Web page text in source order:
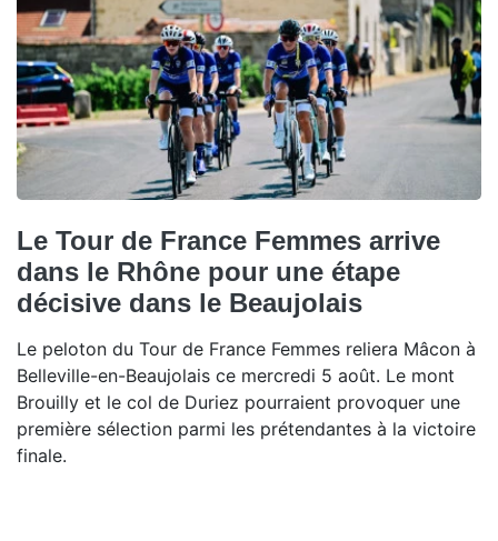
Le Tour de France Femmes arrive
dans le Rhône pour une étape
décisive dans le Beaujolais
Le peloton du Tour de France Femmes reliera Mâcon à
Belleville-en-Beaujolais ce mercredi 5 août. Le mont
Brouilly et le col de Duriez pourraient provoquer une
première sélection parmi les prétendantes à la victoire
finale.